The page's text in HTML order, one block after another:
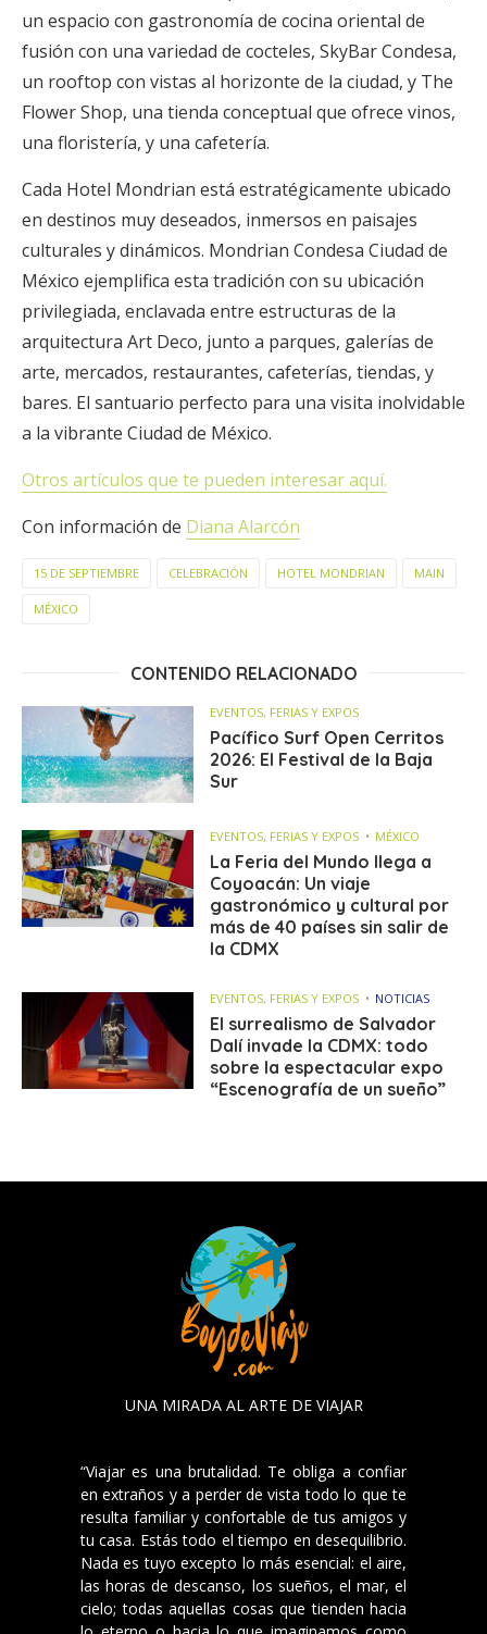
un espacio con gastronomía de cocina oriental de
fusión con una variedad de cocteles, SkyBar Condesa,
un rooftop con vistas al horizonte de la ciudad, y The
Flower Shop, una tienda conceptual que ofrece vinos,
una floristería, y una cafetería.
Cada Hotel Mondrian está estratégicamente ubicado
en destinos muy deseados, inmersos en paisajes
culturales y dinámicos. Mondrian Condesa Ciudad de
México ejemplifica esta tradición con su ubicación
privilegiada, enclavada entre estructuras de la
arquitectura Art Deco, junto a parques, galerías de
arte, mercados, restaurantes, cafeterías, tiendas, y
bares. El santuario perfecto para una visita inolvidable
a la vibrante Ciudad de México.
Otros artículos que te pueden interesar aquí.
Con información de Diana Alarcón
15 DE SEPTIEMBRE CELEBRACIÓN HOTEL MONDRIAN MAIN
MÉXICO
CONTENIDO RELACIONADO
EVENTOS, FERIAS Y EXPOS
Pacífico Surf Open Cerritos
2026: El Festival de la Baja
Sur
EVENTOS, FERIAS Y EXPOS MÉXICO
La Feria del Mundo llega a
Coyoacán: Un viaje
gastronómico y cultural por
más de 40 países sin salir de
la CDMX
EVENTOS, FERIAS Y EXPOS NOTICIAS
El surrealismo de Salvador
Dalí invade la CDMX: todo
sobre la espectacular expo
“Escenografía de un sueño”
UNA MIRADA AL ARTE DE VIAJAR
“Viajar es una brutalidad. Te obliga a confiar
en extraños y a perder de vista todo lo que te
resulta familiar y confortable de tus amigos y
tu casa. Estás todo el tiempo en desequilibrio.
Nada es tuyo excepto lo más esencial: el aire,
las horas de descanso, los sueños, el mar, el
cielo; todas aquellas cosas que tienden hacia